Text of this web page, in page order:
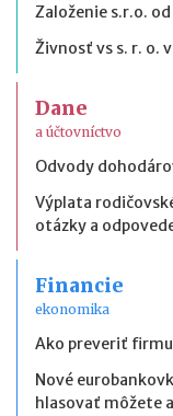
Založenie s.r.o.
Živnosť vs s. r. o.
Dane
a účtovníctvo
Odvody
Výplata
otázky a
Financie
ekonomika
Ako preveriť
Nové
hlasovať môžete